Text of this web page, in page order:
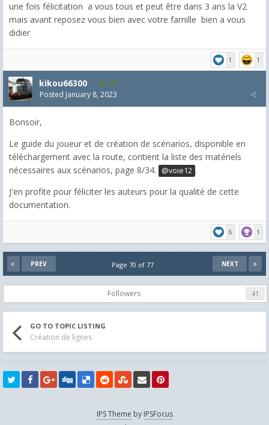
une fois félicitation a vous tous et peut être dans 3 ans la V2
mais avant reposez vous bien avec votre famille bien a vous
didier
1 1
kikou66300 538
Posted January 8, 2023
Bonsoir,
Le guide du joueur et de création de scénarios, disponible en
téléchargement avec la route, contient la liste des matériels
nécessaires aux scénarios, page 8/34.
@voie12 .
J'en profite pour féliciter les auteurs pour la qualité de cette
documentation.
6 1
PREV NEXT
Page 70 of 77
Followers 41
GO TO TOPIC LISTING
Création de lignes
IPS Theme by IPSFocus